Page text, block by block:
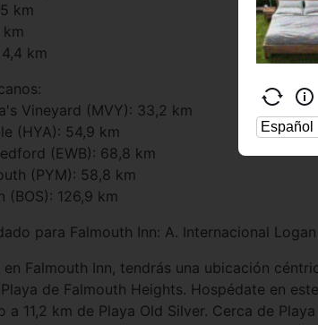
km
km
km
Vineyard (MVY): 33,2 km
(HYA): 54,9 km
(EWB): 68,8 km
(PYM): 58,8 km
(BOS): 126,9 km
para Falmouth Inn: A. Internacional Logan
Falmouth Inn, tendrás una ubicación
de Falmouth Heights. Hospédate en
a 11,2 km de Playa Old Silver. Cerca de